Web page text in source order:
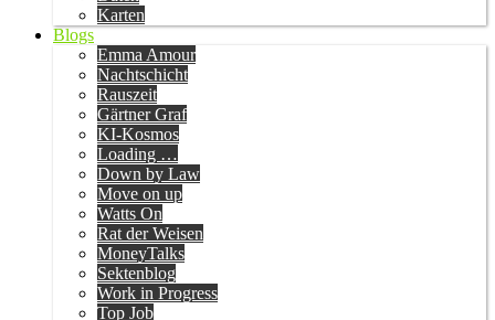
Karten
Blogs
Emma Amour
Nachtschicht
Rauszeit
Gärtner Graf
KI-Kosmos
Loading …
Down by Law
Move on up
Watts On
Rat der Weisen
MoneyTalks
Sektenblog
Work in Progress
Top Job